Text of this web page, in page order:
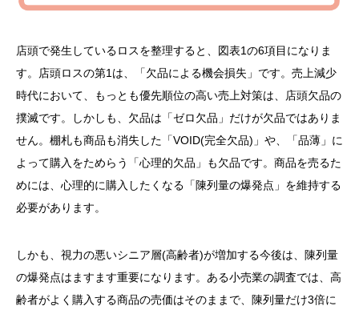
店頭で発生しているロスを整理すると、図表1の6項目になりま
す。店頭ロスの第1は、「欠品による機会損失」です。売上減少
時代において、もっとも優先順位の高い売上対策は、店頭欠品の
撲滅です。しかしも、欠品は「ゼロ欠品」だけが欠品ではありま
せん。棚札も商品も消失した「VOID(完全欠品)」や、「品薄」に
よって購入をためらう「心理的欠品」も欠品です。商品を売るた
めには、心理的に購入したくなる「陳列量の爆発点」を維持する
必要があります。
しかも、視力の悪いシニア層(高齢者)が増加する今後は、陳列量
の爆発点はますます重要になります。ある小売業の調査では、高
齢者がよく購入する商品の売価はそのままで、陳列量だけ3倍に